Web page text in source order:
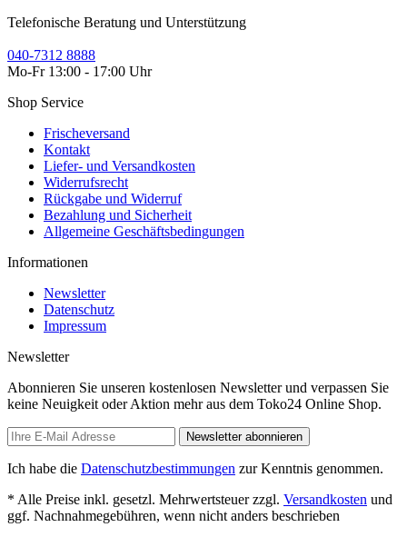
Telefonische Beratung und Unterstützung
040-7312 8888
Mo-Fr 13:00 - 17:00 Uhr
Shop Service
Frischeversand
Kontakt
Liefer- und Versandkosten
Widerrufsrecht
Rückgabe und Widerruf
Bezahlung und Sicherheit
Allgemeine Geschäftsbedingungen
Informationen
Newsletter
Datenschutz
Impressum
Newsletter
Abonnieren Sie unseren kostenlosen Newsletter und verpassen Sie
keine Neuigkeit oder Aktion mehr aus dem Toko24 Online Shop.
Newsletter abonnieren
Ich habe die Datenschutzbestimmungen zur Kenntnis genommen.
* Alle Preise inkl. gesetzl. Mehrwertsteuer zzgl. Versandkosten und
ggf. Nachnahmegebühren, wenn nicht anders beschrieben